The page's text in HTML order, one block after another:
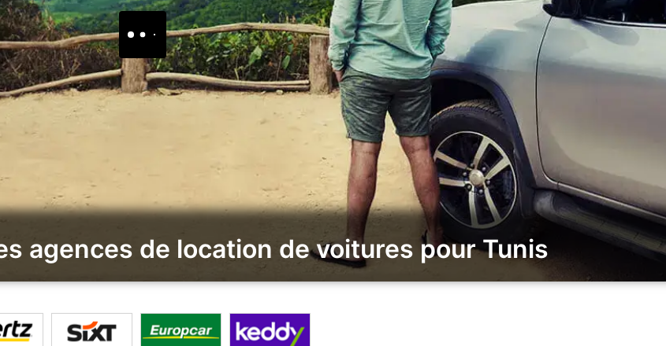
agences de location de voitures pour Tunis